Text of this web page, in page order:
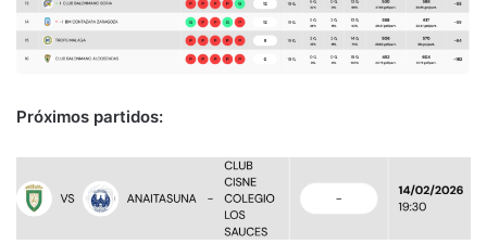
Próximos partidos: